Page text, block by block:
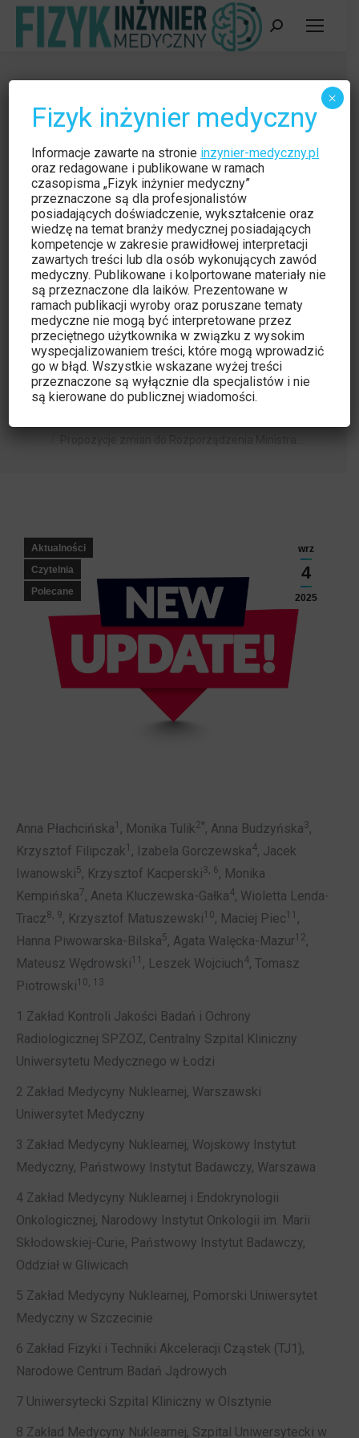
Szukaj:
Rozporządzenia Ministra Zdrowia z
dnia 12 grudnia 2022 r. w sprawie
testów eksploatacyjnych urządzeń
radiologicznych i urządzeń
pomocniczych (Dz.U. 2022 poz.
2759) w medycynie nuklearnej –
stanowisko wspólne Sekcji Fizyki
Medycznej przy Polskim
Towarzystwie Medycyny Nuklearnej
oraz Polskiego Towarzystwa Fizyki
Medycznej
Propozycje zmian do Rozporządzenia Ministra…
wrz
4
2025
Aktualności
Czytelnia
Polecane
Anna Płachcińska1 , Monika Tulik2*, Anna Budzyńska3,
Krzysztof Filipczak1 , Izabela Gorczewska4, Jacek
Iwanowski5, Krzysztof Kacperski3, 6, Monika
Kempińska7, Aneta Kluczewska-Gałka4, Wioletta Lenda-
Tracz8, 9, Krzysztof Matuszewski10, Maciej Piec11 ,
Hanna Piwowarska-Bilska5, Agata Walęcka-Mazur12,
Mateusz Wędrowski11 , Leszek Wojciuch4, Tomasz
Piotrowski10, 13
1 Zakład Kontroli Jakości Badań i Ochrony
Radiologicznej SPZOZ, Centralny Szpital Kliniczny
Uniwersytetu Medycznego w Łodzi
2 Zakład Medycyny Nuklearnej, Warszawski
Uniwersytet Medyczny
3 Zakład Medycyny Nuklearnej, Wojskowy Instytut
Medyczny, Państwowy Instytut Badawczy, Warszawa
4 Zakład Medycyny Nuklearnej i Endokrynologii
Onkologicznej, Narodowy Instytut Onkologii im. Marii
Skłodowskiej-Curie, Państwowy Instytut Badawczy,
Oddział w Gliwicach
5 Zakład Medycyny Nuklearnej, Pomorski Uniwersytet
Medyczny w Szczecinie
6 Zakład Fizyki i Techniki Akceleracji Cząstek (TJ1),
Narodowe Centrum Badań Jądrowych
7 Uniwersytecki Szpital Kliniczny w Olsztynie
8 Zakład Medycyny Nuklearnej, Szpital Uniwersytecki w
Fizyk inżynier medyczny
Informacje zawarte na stronie inzynier-medyczny.pl
oraz redagowane i publikowane w ramach
czasopisma „Fizyk inżynier medyczny”
przeznaczone są dla profesjonalistów
posiadających doświadczenie, wykształcenie oraz
wiedzę na temat branży medycznej posiadających
kompetencje w zakresie prawidłowej interpretacji
zawartych treści lub dla osób wykonujących zawód
medyczny. Publikowane i kolportowane materiały nie
są przeznaczone dla laików. Prezentowane w
ramach publikacji wyroby oraz poruszane tematy
medyczne nie mogą być interpretowane przez
przeciętnego użytkownika w związku z wysokim
wyspecjalizowaniem treści, które mogą wprowadzić
go w błąd. Wszystkie wskazane wyżej treści
przeznaczone są wyłącznie dla specjalistów i nie
są kierowane do publicznej wiadomości.
×